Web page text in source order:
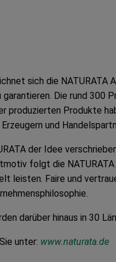
sich die NATURATA
Die rund
Produkte
und
der Idee
folgt die
leisten. Faire und
darüber hinaus in 30
unter: www.naturata.de